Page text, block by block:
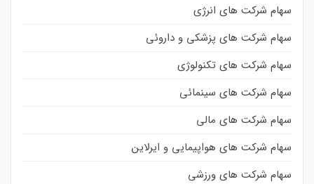
سهام شرکت های انرژی
سهام شرکت های پزشکی و داروئی
سهام شرکت های تکنولوژی
سهام شرکت های سینمائی
سهام شرکت های مالی
سهام شرکت های هواپیمایی و ایرلاین
سهام شرکت های ورزشی